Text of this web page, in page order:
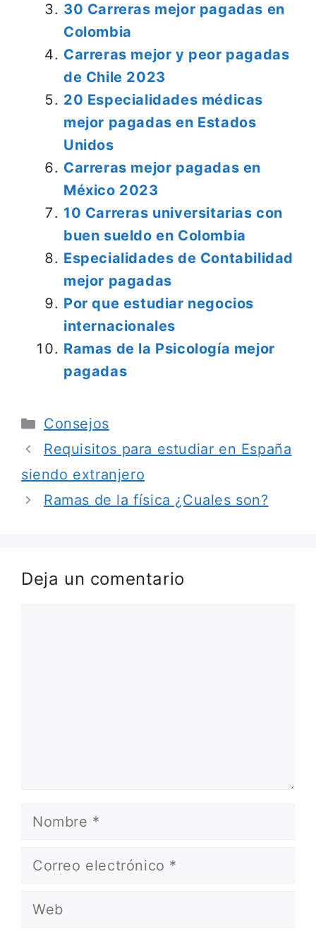
30 Carreras mejor pagadas en
Colombia
Carreras mejor y peor pagadas
de Chile 2023
20 Especialidades médicas
mejor pagadas en Estados
Unidos
Carreras mejor pagadas en
México 2023
10 Carreras universitarias con
buen sueldo en Colombia
Especialidades de Contabilidad
mejor pagadas
Por que estudiar negocios
internacionales
Ramas de la Psicología mejor
pagadas
Categorías
Consejos
Requisitos para estudiar en España
siendo extranjero
Ramas de la física ¿Cuales son?
Deja un comentario
Nombre
Correo
Web